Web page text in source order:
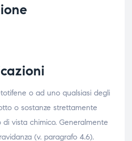
o ad uno qualsiasi degli
o sostanze strettamente
vista chimico. Generalmente
(v. paragrafo 4.6).